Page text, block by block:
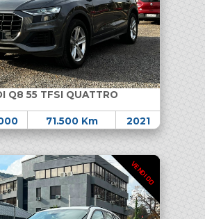
Q8 55 TFSI QUATTRO
71.500 Km 2021
VENDIDO